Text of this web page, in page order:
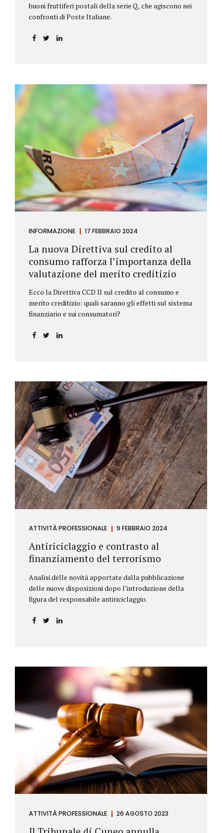
buoni fruttiferi postali della serie Q, che agiscono nei
confronti di Poste Italiane.
INFORMAZIONE 17 FEBBRAIO 2024
La nuova Direttiva sul credito al
consumo rafforza l’importanza della
valutazione del merito creditizio
Ecco la Direttiva CCD II sul credito al consumo e
merito creditizio: quali saranno gli effetti sul sistema
finanziario e sui consumatori?
ATTIVITÀ PROFESSIONALE 9 FEBBRAIO 2024
Antiriciclaggio e contrasto al
finanziamento del terrorismo
Analisi delle novità apportate dalla pubblicazione
delle nuove disposizioni dopo l’introduzione della
figura del responsabile antiriciclaggio.
ATTIVITÀ PROFESSIONALE 26 AGOSTO 2023